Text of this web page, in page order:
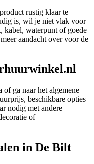
rustig klaar te
is, wil je niet vlak voor
kabel, waterpunt of goede
aandacht over voor de
ga naar het algemene
beschikbare opties
nodig met andere
of
in De Bilt